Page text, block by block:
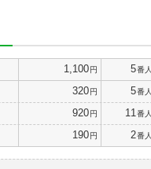
1,100円 5番
320円 5番
920円 11 番
190円 2番